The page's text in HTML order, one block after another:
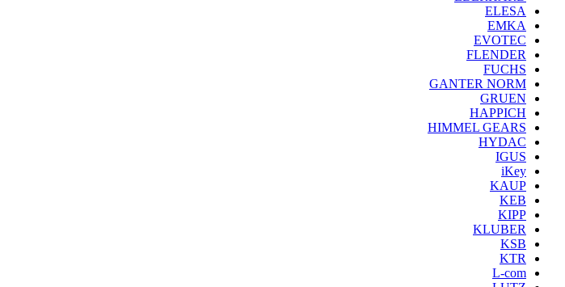
ELESA
EMKA
EVOTEC
FLENDER
FUCHS
GANTER NORM
GRUEN
HAPPICH
HIMMEL GEARS
HYDAC
IGUS
iKey
KAUP
KEB
KIPP
KLUBER
KSB
KTR
L-com